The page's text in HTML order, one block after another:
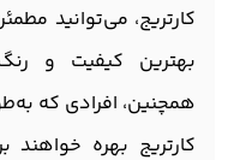
کارتریج، می‌توانید
بهترین کیفیت و
همچنین، افرادی که
کارتریج بهره